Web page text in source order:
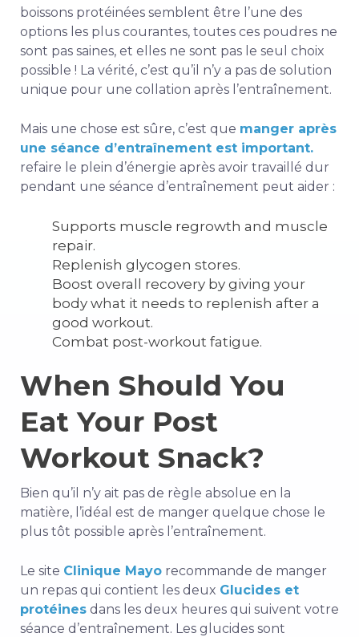
boissons protéinées semblent être l’une des
options les plus courantes, toutes ces poudres ne
sont pas saines, et elles ne sont pas le seul choix
possible ! La vérité, c’est qu’il n’y a pas de solution
unique pour une collation après l’entraînement.
Mais une chose est sûre, c’est que manger après
une séance d’entraînement est important.
refaire le plein d’énergie après avoir travaillé dur
pendant une séance d’entraînement peut aider :
Supports muscle regrowth and muscle
repair.
Replenish glycogen stores.
Boost overall recovery by giving your
body what it needs to replenish after a
good workout.
Combat post-workout fatigue.
When Should You
Eat Your Post
Workout Snack?
Bien qu’il n’y ait pas de règle absolue en la
matière, l’idéal est de manger quelque chose le
plus tôt possible après l’entraînement.
Le site Clinique Mayo recommande de manger
un repas qui contient les deux Glucides et
protéines dans les deux heures qui suivent votre
séance d’entraînement. Les glucides sont